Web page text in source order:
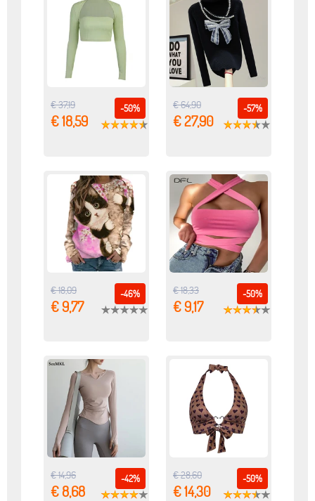
-50%
€ 37,19
€ 18,59
-57%
€ 64,90
€ 27,90
-46%
€ 18,09
€ 9,77
-50%
€ 18,33
€ 9,17
-42%
€ 14,96
€ 8,68
-50%
€ 28,60
€ 14,30